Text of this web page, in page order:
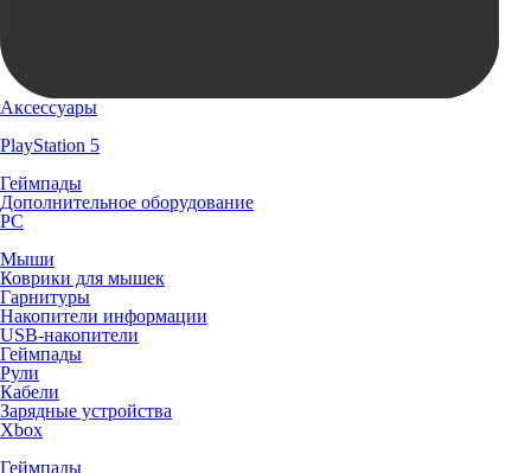
Аксессуары
PlayStation 5
Геймпады
Дополнительное оборудование
PC
Мыши
Коврики для мышек
Гарнитуры
Накопители информации
USB-накопители
Геймпады
Рули
Кабели
Зарядные устройства
Xbox
Геймпады